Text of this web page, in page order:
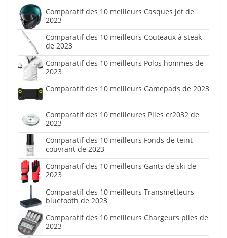
Comparatif des 10 meilleurs Casques jet de
2023
Comparatif des 10 meilleurs Couteaux à steak
de 2023
Comparatif des 10 meilleurs Polos hommes de
2023
Comparatif des 10 meilleurs Gamepads de 2023
Comparatif des 10 meilleures Piles cr2032 de
2023
Comparatif des 10 meilleurs Fonds de teint
couvrant de 2023
Comparatif des 10 meilleurs Gants de ski de
2023
Comparatif des 10 meilleurs Transmetteurs
bluetooth de 2023
Comparatif des 10 meilleurs Chargeurs piles de
2023